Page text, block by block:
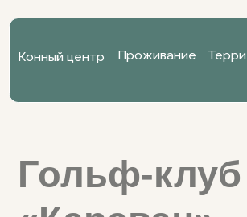
Территория
Конный центр Проживание
Гольф-клуб
«Караван»